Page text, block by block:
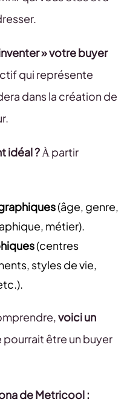
» votre buyer
qui représente
dans la création de
idéal ?À partir
(âge, genre,
métier).
(centres
styles de vie,
voici un
pourrait être un buyer
de Metricool :